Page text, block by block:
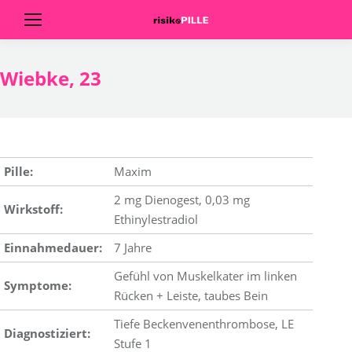
Wiebke, 23
Pille: Maxim
Wirkstoff:
2 mg Dienogest, 0,03 mg
Ethinylestradiol
Einnahmedauer:
7 Jahre
Symptome:
Gefühl von Muskelkater im linken
Rücken + Leiste, taubes Bein
Diagnostiziert:
Tiefe Beckenvenenthrombose, LE
Stufe 1